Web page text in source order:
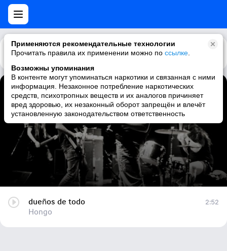
Применяются рекомендательные технологии
Прочитать правила их применении можно по ссылке
Возможны упоминания
В контенте могут упоминаться наркотики и связанная с ними
информация. Незаконное потребление наркотических
средств, психотропных веществ и их аналогов причиняет
вред здоровью, их незаконный оборот запрещён и влечёт
установленную законодательством ответственность
Каталог Рекомендации
dueños de todo
Hongo
dueños de todo
Hongo
2:52